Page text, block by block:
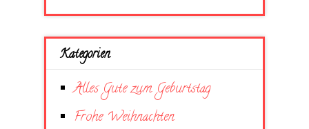
Kategorien
Alles Gute zum Geburtstag
Frohe Weihnachten